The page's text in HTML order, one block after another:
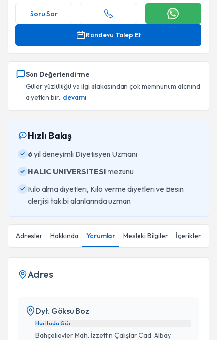
Soru Sor
Randevu Talep Et
Son Değerlendirme
Güler yüzlülüğü ve ilgi alakasından çok memnunum alanınd
a yetkin bir...devamı
Hızlı Bakış
6yıl deneyimli Diyetisyen Uzmanı
HALIC UNIVERSITESI mezunu
Kilo alma diyetleri, Kilo verme diyetleri ve Besin
alerjisi takibi alanlarında uzman
Adresler Hakkında Yorumlar Mesleki Bilgiler İçerikler
Adres
Dyt. Göksu Boz
Haritada Gör
Bahçelievler Mah. İzzettin Çalışlar Cad. Albay